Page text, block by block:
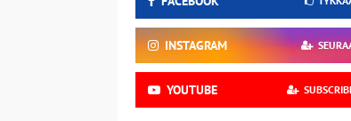
INSTAGRAM
YOUTUBE